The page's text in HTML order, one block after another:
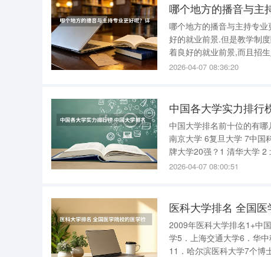
哪个地方的播音与主
哪个地方的播音与主持专
好的就业前景.但是教学制
着良好的就业前景,而且招
业非常好!3.浙江传媒学院.
2026-04-07 08:36:20
中国各大学实力排行
中国大学排名前十位的有哪几个阿？排名校名
南京大学 6复旦大学 7中国科学技术大学 8华中科技大学 9武汉大学 10西安交通大学 谁知道中国名
牌大学20强？1 清华大学
技
2026-04-07 08:00:51
医科大学排名 全国
2009年医科大学排名1+中
学5．上海交通大学6．华
11．哈尔滨医科大学7个博